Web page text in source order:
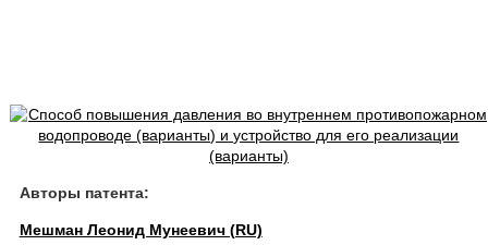
Авторы патента:
Мешман Леонид Мунеевич (RU)